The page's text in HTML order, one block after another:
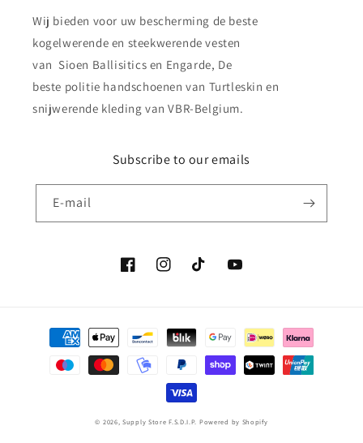
Wij bieden voor uw bescherming de beste
kogelwerende en steekwerende vesten
van Sioen Ballisitics en Engarde, De
beste politie handschoenen van Turtleskin en
snijwerende kleding van VBR-Belgium.
Subscribe to our emails
E‑mail
FacebookInstagramTikTok YouTube
Betaalmethoden
© 2026,Supply Store F.S.D.I.P. Powered by Shopify